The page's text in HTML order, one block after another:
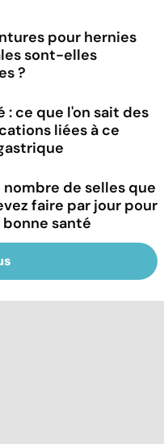
pour hernies
sont-elles
?
: ce que l'on sait des
liées à ce
de selles que
faire par jour pour
santé